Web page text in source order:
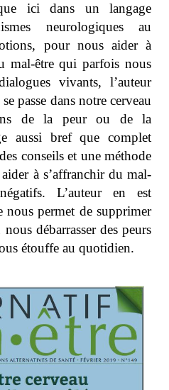
ici dans un langage
neurologiques au
pour nous aider à
mal-être qui parfois nous
vivants, l’auteur
passe dans notre cerveau
de la peur ou de la
aussi bref que complet
conseils et une méthode
à s’affranchir du mal-
L’auteur en est
nous permet de supprimer
débarrasser des peurs
étouffe au quotidien.